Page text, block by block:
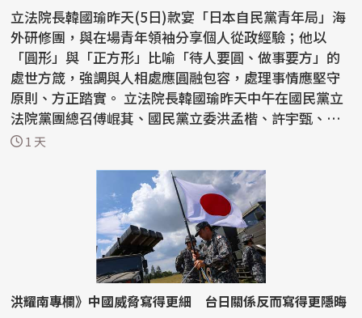
立法院長韓國瑜昨天(5日)款宴「日本自民黨青年局」海
外研修團，與在場青年領袖分享個人從政經驗；他以
「圓形」與「正方形」比喻「待人要圓、做事要方」的
處世方箴，強調與人相處應圓融包容，處理事情應堅守
原則、方正踏實。 立法院長韓國瑜昨天中午在國民黨立
法院黨團總召傅崐萁、國民黨立委洪孟楷、許宇甄、林
思銘、...
1 天
洪耀南專欄》中國威脅寫得更細 台日關係反而寫得更隱晦